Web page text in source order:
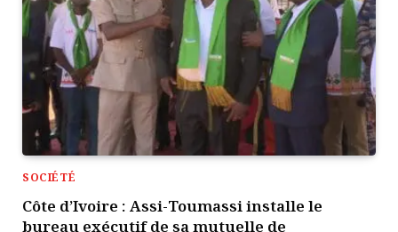
SOCIÉTÉ
Côte d’Ivoire : Assi-Toumassi installe le
bureau exécutif de sa mutuelle de